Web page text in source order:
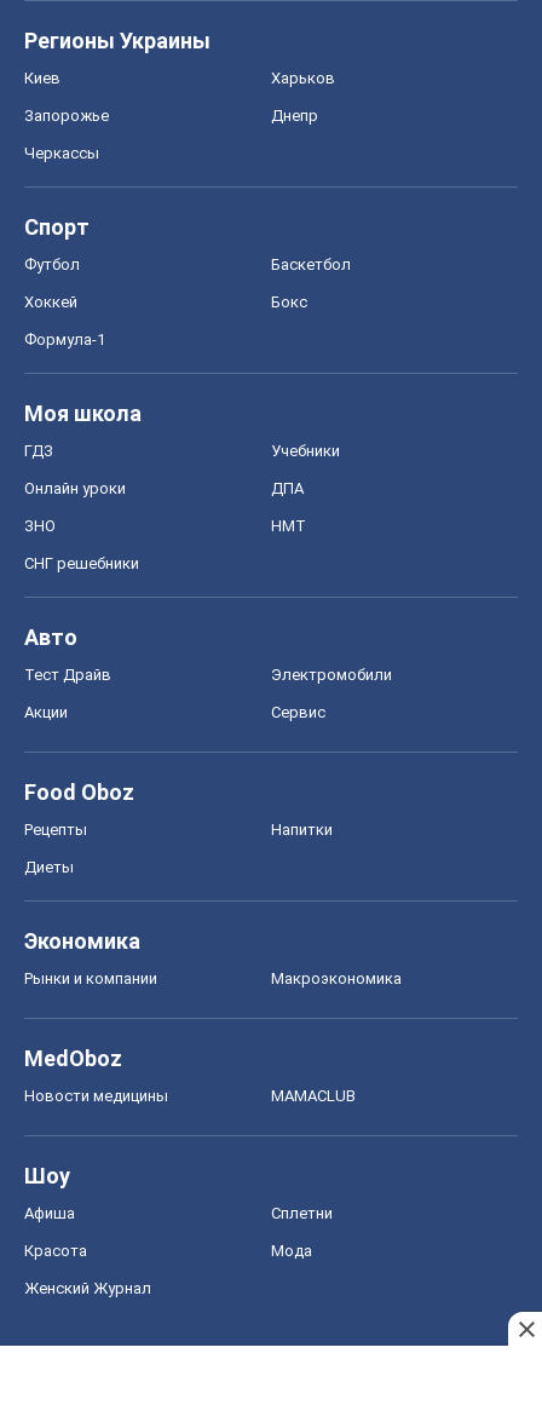
Регионы Украины
Киев Харьков
Запорожье Днепр
Черкассы
Спорт
Футбол Баскетбол
Хоккей Бокс
Формула-1
Моя школа
ГДЗ Учебники
Онлайн уроки ДПА
ЗНО НМТ
СНГ решебники
Авто
Тест Драйв Электромобили
Акции Сервис
Food Oboz
Рецепты Напитки
Диеты
Экономика
Рынки и компании Mакроэкономика
MedOboz
Новости медицины MAMACLUB
Шоу
Афиша Сплетни
Красота Мода
Женский Журнал